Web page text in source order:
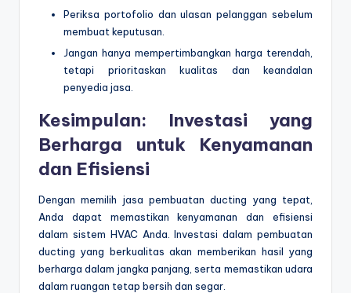
Periksa portofolio dan ulasan pelanggan sebelum
membuat keputusan.
Jangan hanya mempertimbangkan harga terendah,
tetapi prioritaskan kualitas dan keandalan
penyedia jasa.
Kesimpulan: Investasi yang
Berharga untuk Kenyamanan
dan Efisiensi
Dengan memilih jasa pembuatan ducting yang tepat,
Anda dapat memastikan kenyamanan dan efisiensi
dalam sistem HVAC Anda. Investasi dalam pembuatan
ducting yang berkualitas akan memberikan hasil yang
berharga dalam jangka panjang, serta memastikan udara
dalam ruangan tetap bersih dan segar.